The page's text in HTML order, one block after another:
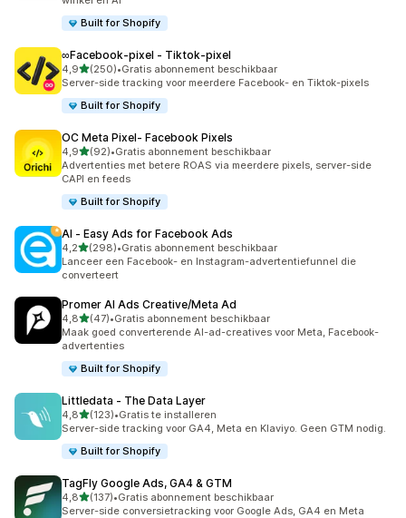
Built for Shopify
∞Facebook‑pixel ‑ Tiktok‑pixel
4,9van 5 sterren
(250)
250 recensies in totaal
•Gratis abonnement beschikbaar
Server-side tracking voor meerdere Facebook- en Tiktok-pixels
Built for Shopify
OC Meta Pixel‑ Facebook Pixels
4,9van 5 sterren
(92)
92 recensies in totaal
•Gratis abonnement beschikbaar
Advertenties met betere ROAS via meerdere pixels, server-side
CAPI en feeds
Built for Shopify
AI ‑ Easy Ads for Facebook Ads
4,2van 5 sterren
(298)
298 recensies in totaal
•Gratis abonnement beschikbaar
Lanceer een Facebook- en Instagram-advertentiefunnel die
converteert
Promer AI Ads Creative/Meta Ad
4,8van 5 sterren
(47)
47 recensies in totaal
•Gratis abonnement beschikbaar
Maak goed converterende AI-ad-creatives voor Meta, Facebook-
advertenties
Built for Shopify
Littledata ‑ The Data Layer
4,8van 5 sterren
(123)
123 recensies in totaal
•Gratis te installeren
Server-side tracking voor GA4, Meta en Klaviyo. Geen GTM nodig.
Built for Shopify
TagFly Google Ads, GA4 & GTM
4,8van 5 sterren
(137)
137 recensies in totaal
•Gratis abonnement beschikbaar
Server-side conversietracking voor Google Ads, GA4 en Meta